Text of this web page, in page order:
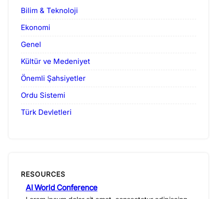
Bilim & Teknoloji
Ekonomi
Genel
Kültür ve Medeniyet
Önemli Şahsiyetler
Ordu Sistemi
Türk Devletleri
RESOURCES
AI World Conference